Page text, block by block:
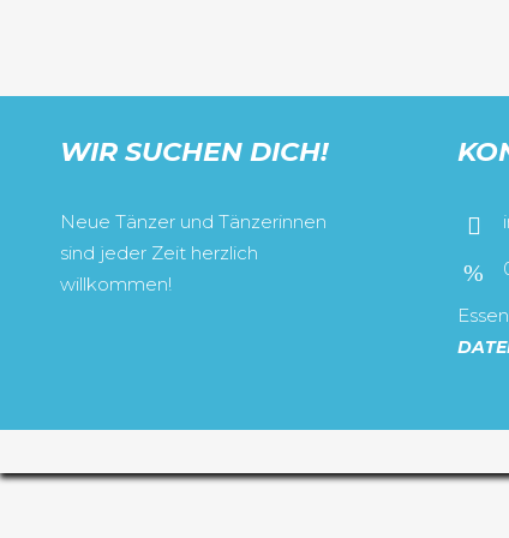
WIR SUCHEN DICH!
Neue Tänzer und Tänzerinnen
sind jeder Zeit herzlich
willkommen!